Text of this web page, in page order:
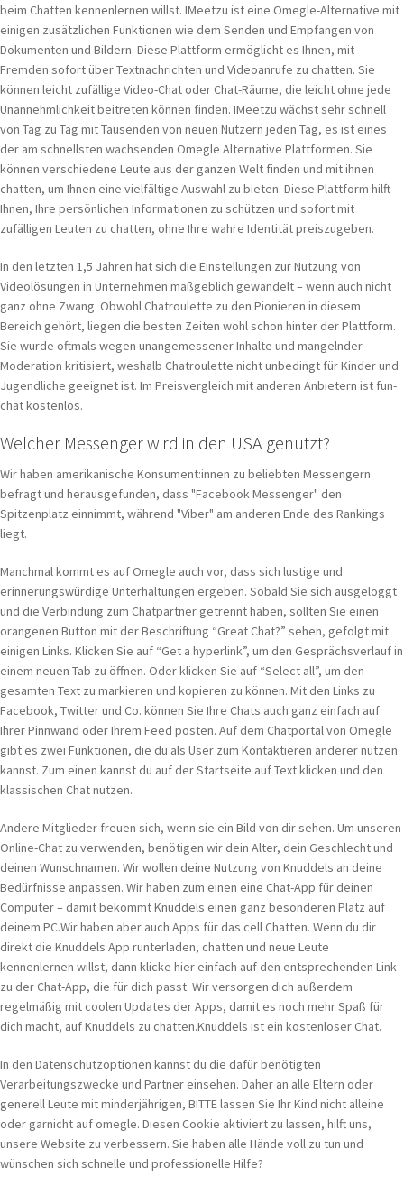
beim Chatten kennenlernen willst. IMeetzu ist eine Omegle-Alternative mit
einigen zusätzlichen Funktionen wie dem Senden und Empfangen von
Dokumenten und Bildern. Diese Plattform ermöglicht es Ihnen, mit
Fremden sofort über Textnachrichten und Videoanrufe zu chatten. Sie
können leicht zufällige Video-Chat oder Chat-Räume, die leicht ohne jede
Unannehmlichkeit beitreten können finden. IMeetzu wächst sehr schnell
von Tag zu Tag mit Tausenden von neuen Nutzern jeden Tag, es ist eines
der am schnellsten wachsenden Omegle Alternative Plattformen. Sie
können verschiedene Leute aus der ganzen Welt finden und mit ihnen
chatten, um Ihnen eine vielfältige Auswahl zu bieten. Diese Plattform hilft
Ihnen, Ihre persönlichen Informationen zu schützen und sofort mit
zufälligen Leuten zu chatten, ohne Ihre wahre Identität preiszugeben.
In den letzten 1,5 Jahren hat sich die Einstellungen zur Nutzung von
Videolösungen in Unternehmen maßgeblich gewandelt – wenn auch nicht
ganz ohne Zwang. Obwohl Chatroulette zu den Pionieren in diesem
Bereich gehört, liegen die besten Zeiten wohl schon hinter der Plattform.
Sie wurde oftmals wegen unangemessener Inhalte und mangelnder
Moderation kritisiert, weshalb Chatroulette nicht unbedingt für Kinder und
Jugendliche geeignet ist. Im Preisvergleich mit anderen Anbietern ist fun-
chat kostenlos.
Welcher Messenger wird in den USA genutzt?
Wir haben amerikanische Konsument:innen zu beliebten Messengern
befragt und herausgefunden, dass "Facebook Messenger" den
Spitzenplatz einnimmt, während "Viber" am anderen Ende des Rankings
liegt.
Manchmal kommt es auf Omegle auch vor, dass sich lustige und
erinnerungswürdige Unterhaltungen ergeben. Sobald Sie sich ausgeloggt
und die Verbindung zum Chatpartner getrennt haben, sollten Sie einen
orangenen Button mit der Beschriftung “Great Chat?” sehen, gefolgt mit
einigen Links. Klicken Sie auf “Get a hyperlink”, um den Gesprächsverlauf in
einem neuen Tab zu öffnen. Oder klicken Sie auf “Select all”, um den
gesamten Text zu markieren und kopieren zu können. Mit den Links zu
Facebook, Twitter und Co. können Sie Ihre Chats auch ganz einfach auf
Ihrer Pinnwand oder Ihrem Feed posten. Auf dem Chatportal von Omegle
gibt es zwei Funktionen, die du als User zum Kontaktieren anderer nutzen
kannst. Zum einen kannst du auf der Startseite auf Text klicken und den
klassischen Chat nutzen.
Andere Mitglieder freuen sich, wenn sie ein Bild von dir sehen. Um unseren
Online-Chat zu verwenden, benötigen wir dein Alter, dein Geschlecht und
deinen Wunschnamen. Wir wollen deine Nutzung von Knuddels an deine
Bedürfnisse anpassen. Wir haben zum einen eine Chat-App für deinen
Computer – damit bekommt Knuddels einen ganz besonderen Platz auf
deinem PC.Wir haben aber auch Apps für das cell Chatten. Wenn du dir
direkt die Knuddels App runterladen, chatten und neue Leute
kennenlernen willst, dann klicke hier einfach auf den entsprechenden Link
zu der Chat-App, die für dich passt. Wir versorgen dich außerdem
regelmäßig mit coolen Updates der Apps, damit es noch mehr Spaß für
dich macht, auf Knuddels zu chatten.Knuddels ist ein kostenloser Chat.
In den Datenschutzoptionen kannst du die dafür benötigten
Verarbeitungszwecke und Partner einsehen. Daher an alle Eltern oder
generell Leute mit minderjährigen, BITTE lassen Sie Ihr Kind nicht alleine
oder garnicht auf omegle. Diesen Cookie aktiviert zu lassen, hilft uns,
unsere Website zu verbessern. Sie haben alle Hände voll zu tun und
wünschen sich schnelle und professionelle Hilfe?